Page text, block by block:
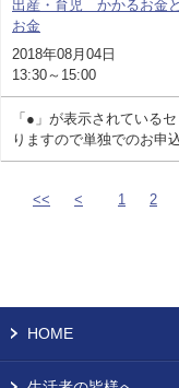
「●」が表示されている
りますので単独でのお申
出産・育児 かかるお金
お金
2018年08月04日
13:30～15:00
<< < 1 2
HOME